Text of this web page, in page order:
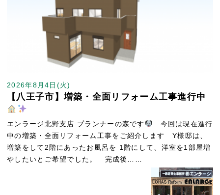
2026年8月4日(火)
【八王子市】増築・全面リフォーム工事進行中
エンラージ北野支店 プランナーの森です
今回は現在進行
中の増築・全面リフォーム工事をご紹介します Y様邸は、
増築をして2階にあったお風呂を 1階にして、洋室を1部屋増
やしたいとご希望でした。 完成後……